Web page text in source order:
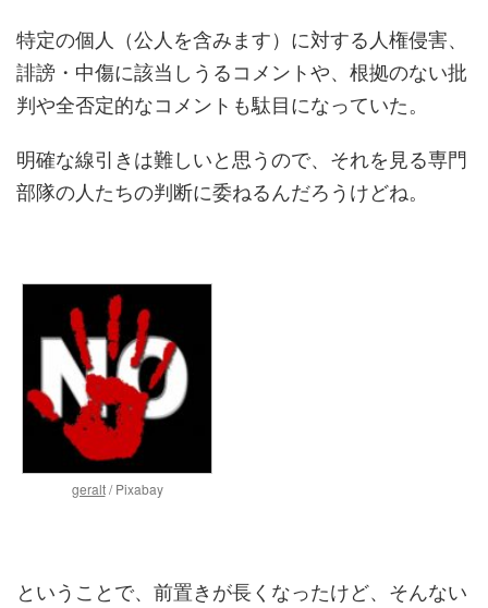
特定の個人（公人を含みます）に対する人権侵害、
誹謗・中傷に該当しうるコメントや、根拠のない批
判や全否定的なコメントも駄目になっていた。
明確な線引きは難しいと思うので、それを見る専門
部隊の人たちの判断に委ねるんだろうけどね。
geralt/ Pixabay
ということで、前置きが長くなったけど、そんない